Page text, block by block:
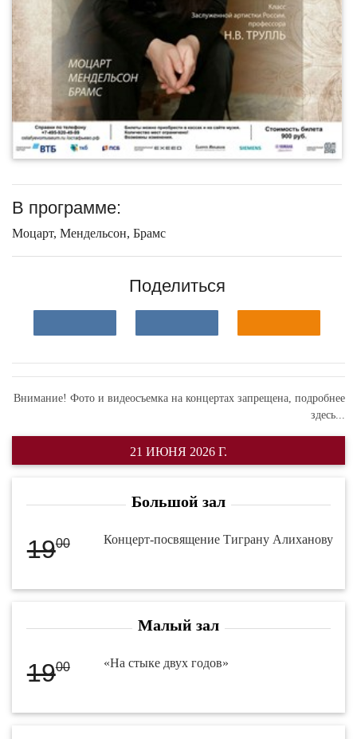
В программе:
Моцарт, Мендельсон, Брамс
Поделиться
Внимание! Фото и видеосъемка на концертах запрещена, подробнее
здесь...
21 ИЮНЯ 2026 Г.
Большой зал
1900 Концерт-посвящение Тиграну Алиханову
Малый зал
1900 «На стыке двух годов»